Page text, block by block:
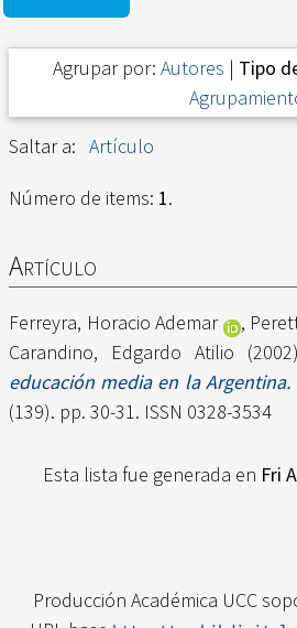
Agrupar por: Autores | Tipo
Saltar a: Artículo
Número de items: 1.
Artículo
Ferreyra, Horacio Ademar ,
Carandino, Edgardo Atilio
educación media en la Argentina.
(139). pp. 30-31. ISSN 0328-3534
Esta lista fue generada en Fri
Producción Académica UCC